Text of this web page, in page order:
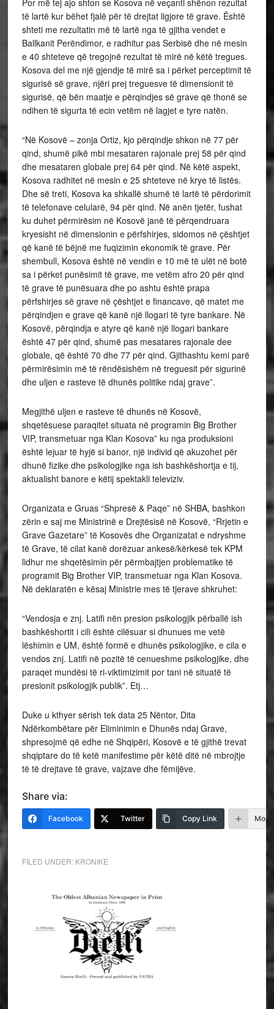
të lartë kur bëhet fjalë për të drejtat ligjore të grave. Është
shteti me rezultatin më të lartë nga të gjitha vendet e
Ballkanit Perëndimor, e radhitur pas Serbisë dhe në mesin
e 40 shteteve që tregojnë rezultat të mirë në këtë tregues.
Kosova del me një gjendje të mirë sa i përket perceptimit të
sigurisë së grave, njëri prej treguesve të dimensionit të
sigurisë, që bën maatje e përqindjes së grave që thonë se
ndihen të sigurta të ecin vetëm në lagjet e tyre natën.
“Në Kosovë – zonja Ortiz, kjo përqindje shkon në 77 për
qind, shumë pikë mbi mesataren rajonale prej 58 për qind
dhe mesataren globale prej 64 për qind. Në këtë aspekt,
Kosova radhitet në mesin e 25 shteteve në krye të listës.
Dhe së treti, Kosova ka shkallë shumë të lartë të përdorimit
të telefonave celularë, 94 për qind. Në anën tjetër, fushat
ku duhet përmirësim në Kosovë janë të përqendruara
kryesisht në dimensionin e përfshirjes, sidomos në çështjet
që kanë të bëjnë me fuqizimin ekonomik të grave. Për
shembull, Kosova është në vendin e 10 më të ulët në botë
sa i përket punësimit të grave, me vetëm afro 20 për qind
të grave të punësuara dhe po ashtu është prapa
përfshirjes së grave në çështjet e financave, që matet me
përqindjen e grave që kanë një llogari të tyre bankare. Në
Kosovë, përqindja e atyre që kanë një llogari bankare
është 47 për qind, shumë pas mesatares rajonale dee
globale, që është 70 dhe 77 për qind. Gjithashtu kemi parë
përmirësimin më të rëndësishëm në treguesit për sigurinë
dhe uljen e rasteve të dhunës politike ndaj grave”.
Megjithë uljen e rasteve të dhunës në Kosovë,
shqetësuese paraqitet situata në programin Big Brother
VIP, transmetuar nga Klan Kosova” ku nga produksioni
është lejuar të hyjë si banor, një individ që akuzohet për
dhunë fizike dhe psikologjike nga ish bashkëshortja e tij,
aktualisht banore e këtij spektakli televiziv.
Organizata e Gruas “Shpresë & Paqe” në SHBA, bashkon
zërin e saj me Ministrinë e Drejtësisë në Kosovë, “Rrjetin e
Grave Gazetare” të Kosovës dhe Organizatat e ndryshme
të Grave, të cilat kanë dorëzuar ankesë/kërkesë tek KPM
lidhur me shqetësimin për përmbajtjen problematike të
programit Big Brother VIP, transmetuar nga Klan Kosova.
Në deklaratën e kësaj Ministrie mes të tjerave shkruhet:
“Vendosja e znj. Latifi nën presion psikologjik përballë ish
bashkëshortit i cili është cilësuar si dhunues me vetë
lëshimin e UM, është formë e dhunës psikologjike, e cila e
vendos znj. Latifi në pozitë të cenueshme psikologjike, dhe
paraqet mundësi të ri-viktimizimit por tani në situatë të
presionit psikologjik publik”. Etj…
Duke u kthyer sërish tek data 25 Nëntor, Dita
Ndërkombëtare për Eliminimin e Dhunës ndaj Grave,
shpresojmë që edhe në Shqipëri, Kosovë e të gjithë trevat
shqiptare do të ketë manifestime për këtë ditë në mbrojtje
të të drejtave të grave, vajzave dhe fëmijëve.
Share via:
Facebook Twitter Copy Link More
FILED UNDER: KRONIKE